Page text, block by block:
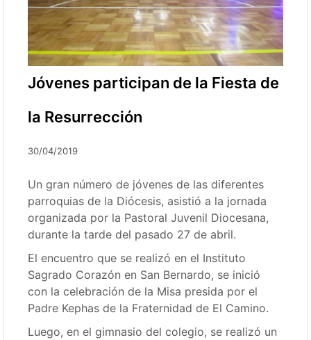
Jóvenes participan de la Fiesta de
la Resurrección
30/04/2019
Un gran número de jóvenes de las diferentes
parroquias de la Diócesis, asistió a la jornada
organizada por la Pastoral Juvenil Diocesana,
durante la tarde del pasado 27 de abril.
El encuentro que se realizó en el Instituto
Sagrado Corazón en San Bernardo, se inició
con la celebración de la Misa presida por el
Padre Kephas de la Fraternidad de El Camino.
Luego, en el gimnasio del colegio, se realizó un